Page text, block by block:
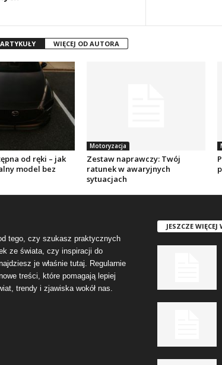
WIĘCEJ OD AUTORA
od ręki – jak
model bez
Motoryzacja
Zestaw naprawczy: Twój
ratunek w awaryjnych
sytuacjach
tego, czy szukasz praktycznych
ze świata, czy inspiracji do
je właśnie tutaj. Regularnie
treści, które pomagają lepiej
trendy i zjawiska wokół nas.
JESZCZE